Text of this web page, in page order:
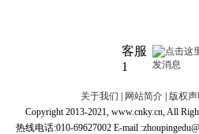
客服
1
关于我们 | 网站简介 | 版权
Copyright 2013-2021, www.cnky.cn, All
热线电话:010-69627002 E-mail